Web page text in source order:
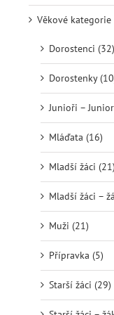
Věkové kategorie
Dorostenci (32)
Dorostenky
Junioři –
Mláďata (16)
Mladší žáci (21)
Mladší žáci –
Muži (21)
Přípravka (5)
Starší žáci (29)